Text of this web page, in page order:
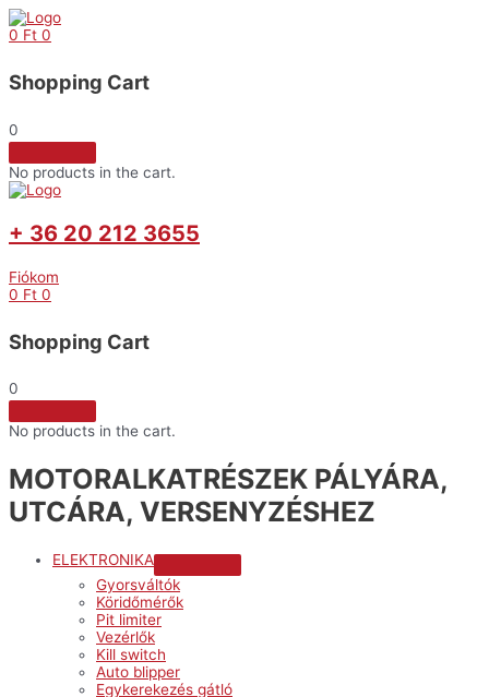
Skip
to
0 Ft 0
Shopping Cart
0
No products in the cart.
+ 36 20 212 3655
Fiókom
0 Ft 0
Shopping Cart
0
No products in the cart.
MOTORALKATRÉSZEK PÁLYÁRA,
UTCÁRA, VERSENYZÉSHEZ
ELEKTRONIKA
Gyorsváltók
Köridőmérők
Pit limiter
Vezérlők
Kill switch
Auto blipper
Egykerekezés gátló